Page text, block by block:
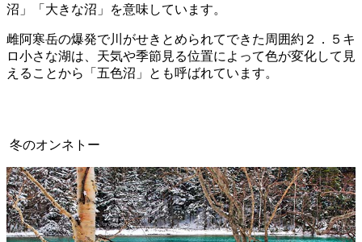
沼」「大きな沼」を意味しています。
雌阿寒岳の爆発で川がせきとめられてできた周囲約２．５キ
ロ小さな湖は、天気や季節見る位置によって色が変化して見
えることから「五色沼」とも呼ばれています。
冬のオンネトー